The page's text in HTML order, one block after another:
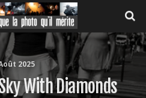
2025
With Diamonds